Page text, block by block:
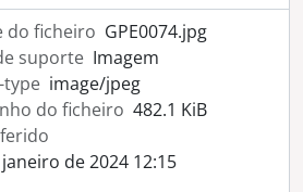
do ficheiro GPE0074.jpg
suporte Imagem
type image/jpeg
do ficheiro 482.1 KiB
de 2024 12:15